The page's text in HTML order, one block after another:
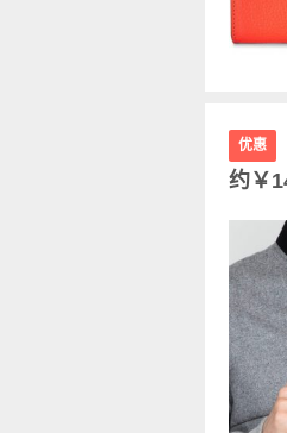
优惠
约￥